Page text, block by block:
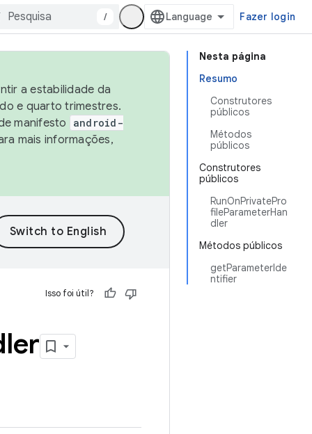
/ Fazer login
Nesta página
Resumo
Construtores
públicos
Métodos
públicos
Construtores
públicos
RunOnPrivatePro
fileParameterHan
dler
Métodos públicos
getParameterIde
ntifier
a estabilidade da
e quarto trimestres.
manifesto
android-
mais informações,
Isso foi útil?